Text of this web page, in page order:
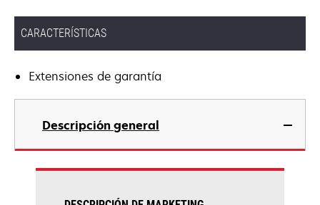
CARACTERÍSTICAS
Extensiones de garantía
Descripción general